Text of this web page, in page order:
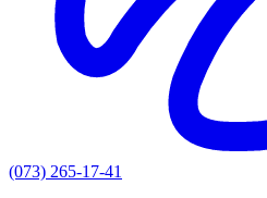
(073) 265-17-41